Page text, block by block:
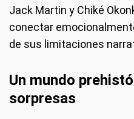
Jack Martin y Chiké
conectar
de sus limitaciones
Un mundo
sorpresas